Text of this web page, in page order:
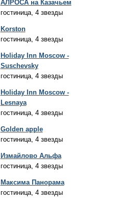
АЛРОСА на Казачьем
гостиница, 4 звезды
Korston
гостиница, 4 звезды
Holiday Inn Moscow -
Suschevsky
гостиница, 4 звезды
Holiday Inn Moscow -
Lesnaya
гостиница, 4 звезды
Golden apple
гостиница, 4 звезды
Измайлово Альфа
гостиница, 4 звезды
Максима Панорама
гостиница, 4 звезды